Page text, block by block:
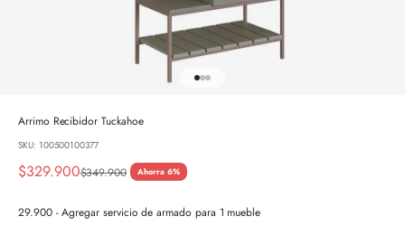
Ir al artículo 1
Ir al artículo 2
Ir al artículo 3
Arrimo Recibidor Tuckahoe
SKU: 100500100377
Precio de oferta
$329.900Precio normal
$349.900 Ahorra 6%
29.900 - Agregar servicio de armado para 1 mueble